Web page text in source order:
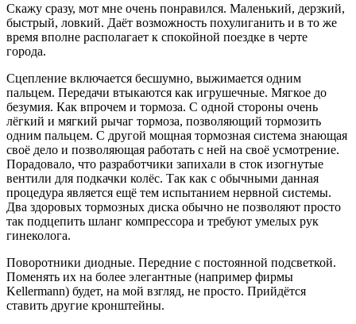
Скажу сразу, мот мне очень понравился. Маленький, дерзкий,
быстрый, ловкий. Даёт возможность похулиганить и в то же
время вполне располагает к спокойной поездке в черте
города.
Сцепление включается бесшумно, выжимается одним
пальцем. Передачи втыкаются как игрушечные. Мягкое до
безумия. Как впрочем и тормоза. С одной стороны очень
лёгкий и мягкий рычаг тормоза, позволяющий тормозить
одним пальцем. С другой мощная тормозная система знающая
своё дело и позволяющая работать с ней на своё усмотрение.
Порадовало, что разработчики запихали в сток изогнутые
вентили для подкачки колёс. Так как с обычными данная
процедура является ещё тем испытанием нервной системы.
Два здоровых тормозных диска обычно не позволяют просто
так подцепить шланг компрессора и требуют умелых рук
гинеколога.
Поворотники диодные. Передние с постоянной подсветкой.
Поменять их на более элегантные (например фирмы
Kellermann) будет, на мой взгляд, не просто. Прийдётся
ставить другие кронштейны.